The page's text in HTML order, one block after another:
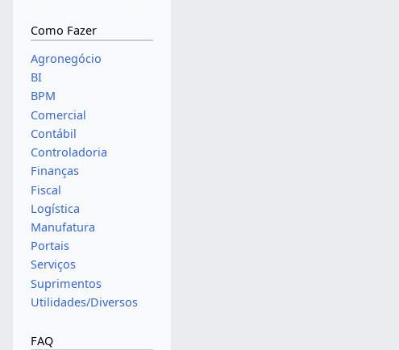
Como Fazer
Agronegócio
BI
BPM
Comercial
Contábil
Controladoria
Finanças
Fiscal
Logística
Manufatura
Portais
Serviços
Suprimentos
Utilidades/Diversos
FAQ